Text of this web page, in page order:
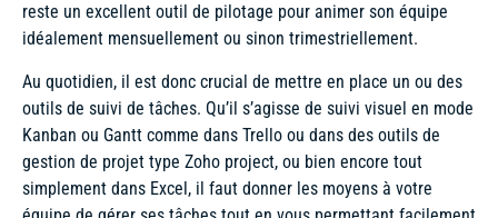
reste un excellent outil de pilotage pour animer son équipe
idéalement mensuellement ou sinon trimestriellement.
Au quotidien, il est donc crucial de mettre en place un ou des
outils de suivi de tâches. Qu’il s’agisse de suivi visuel en mode
Kanban ou Gantt comme dans Trello ou dans des outils de
gestion de projet type Zoho project, ou bien encore tout
simplement dans Excel, il faut donner les moyens à votre